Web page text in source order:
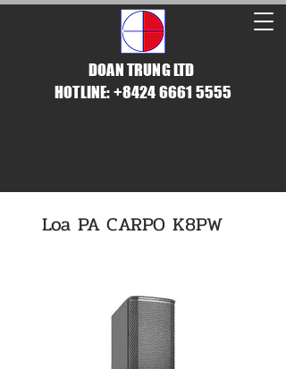
DOAN TRUNG LTD
HOTLINE: +8424 6661 5555
Loa PA CARPO K8PW